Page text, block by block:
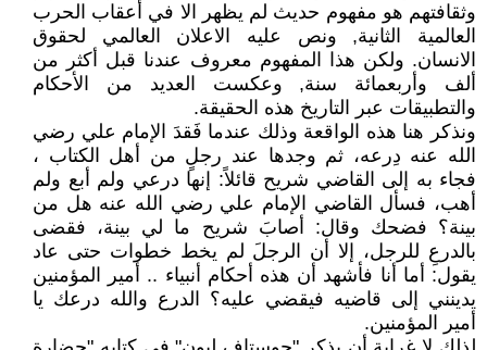
وثقافتهم هو مفهوم حديث لم يظهر الا في أعقاب الحرب
العالمية الثانية, ونص عليه الاعلان العالمي لحقوق
الانسان. ولكن هذا المفهوم معروف عندنا قبل أكثر من
ألف وأربعمائة سنة, وعكست العديد من الأحكام
والتطبيقات عبر التاريخ هذه الحقيقة.
ونذكر هنا هذه الواقعة وذلك عندما فَقدَ الإمام علي رضي
الله عنه دِرعه، ثم وجدها عند رجلٍ من أهل الكتاب ،
فجاء به إلى القاضي شريح قائلاً: إنها درعي ولم أبع ولم
أهب، فسأل القاضي الإمام علي رضي الله عنه هل من
بينة؟ فضحك وقال: أصابَ شريح ما لي بينة، فقضى
بالدرعِ للرجل، إلا أن الرجلَ لم يخط خطوات حتى عاد
يقول: أما أنا فأشهد أن هذه أحكام أنبياء .. أمير المؤمنين
يدينني إلى قاضيه فيقضي عليه؟ الدرع والله درعك يا
أمير المؤمنين.